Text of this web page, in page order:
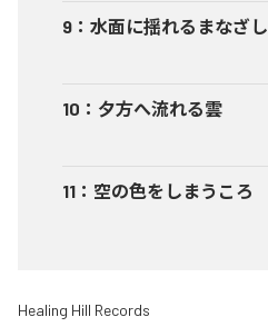
9 ： 水面に揺れるまなざし
10 ： 夕方へ流れる雲
11 ： 空の色をしまうころ
Healing Hill Records